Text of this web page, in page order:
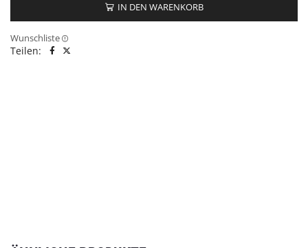
IN DEN WARENKORB
Wunschliste
Teilen: